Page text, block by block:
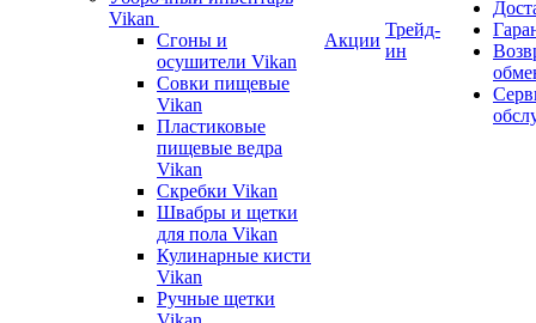
Vikan
Сгоны и
осушители Vikan
Совки пищевые
Vikan
Пластиковые
пищевые ведра
Vikan
Скребки Vikan
Швабры и щетки
для пола Vikan
Кулинарные кисти
Vikan
Ручные щетки
Акции
Трейд-
ин